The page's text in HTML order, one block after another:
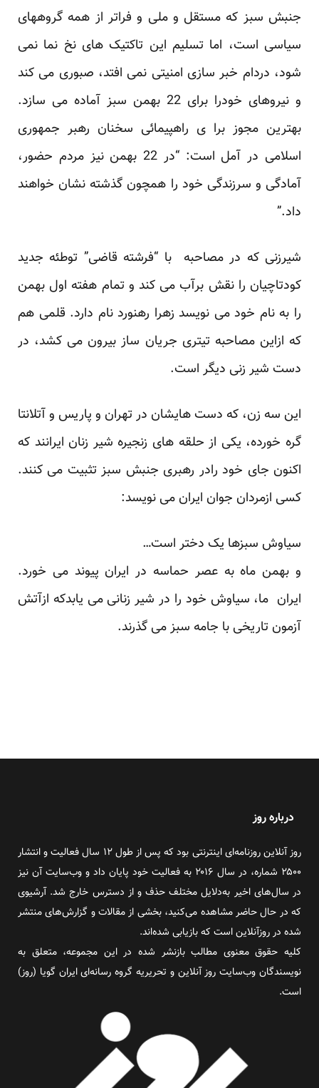
جنبش سبز که مستقل و ملی و فراتر از همه گروههای
سیاسی است، اما تسلیم این تاکتیک های نخ نما نمی
شود، دردام خبر سازی امنیتی نمی افتد، صبوری می کند
و نیروهای خودرا برای 22 بهمن سبز آماده می سازد.
بهترین مجوز برا ی راهپیمائی سخنان رهبر جمهوری
اسلامی در آمل است: “در 22 بهمن نیز مردم حضور،
آمادگی و سرزندگی خود را همچون گذشته نشان خواهند
داد.”
شیرزنی که در مصاحبه با “فرشته قاضی” توطئه جدید
کودتاچیان را نقش برآب می کند و تمام هفته اول بهمن
را به نام خود می نویسد زهرا رهنورد نام دارد. قلمی هم
که ازاین مصاحبه تیتری جریان ساز بیرون می کشد، در
دست شیر زنی دیگر است.
این سه زن، که دست هایشان در تهران و پاریس و آتلانتا
گره خورده، یکی از حلقه های زنجیره شیر زنان ایرانند که
اکنون جای خود رادر رهبری جنبش سبز تثبیت می کنند.
کسی ازمردان جوان ایران می نویسد:
سیاوش سبزها یک دختر است…
و بهمن ماه به عصر حماسه در ایران پیوند می خورد.
ایران ما، سیاوش خود را در شیر زنانی می یابدکه ازآتش
آزمون تاریخی با جامه سبز می گذرند.
درباره روز
روز آنلاین روزنامه‌ای اینترنتی بود که پس از طول ۱۲ سال فعالیت و انتشار
۲۵۰۰ شماره، در سال ۲۰۱۶ به فعالیت خود پایان داد و وب‌سایت آن نیز
در سال‌های اخیر به‌دلایل مختلف حذف و از دسترس خارج شد. آرشیوی
که در حال حاضر مشاهده می‌کنید، بخشی از مقالات و گزارش‌های منتشر
شده در روزآنلاین است که بازیابی شده‌اند.
کلیه حقوق معنوی مطالب بازنشر شده در این مجموعه، متعلق به
نویسندگان وب‌سایت روز آنلاین و تحریریه گروه رسانه‌ای ایران گویا (روز)
است.